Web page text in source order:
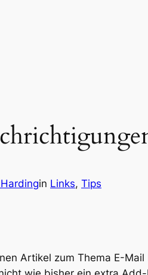
in Links, Tips
Artikel zum Thema E-